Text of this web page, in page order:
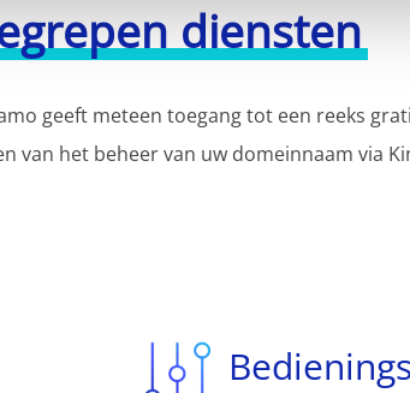
diensten
geeft meteen toegang tot een reeks
van het beheer van uw domeinnaam via